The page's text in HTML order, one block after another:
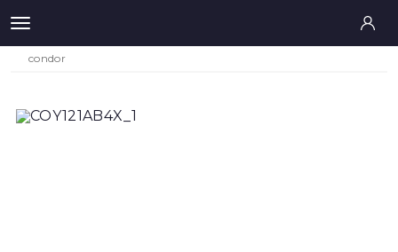
condor